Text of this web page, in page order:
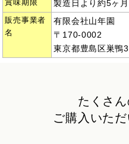
賞味期限 製造日より約5ヶ月
販売事業者
名
有限会社山年園
〒170-0002
東京都豊島区巣鴨
たくさ
ご購入いただ